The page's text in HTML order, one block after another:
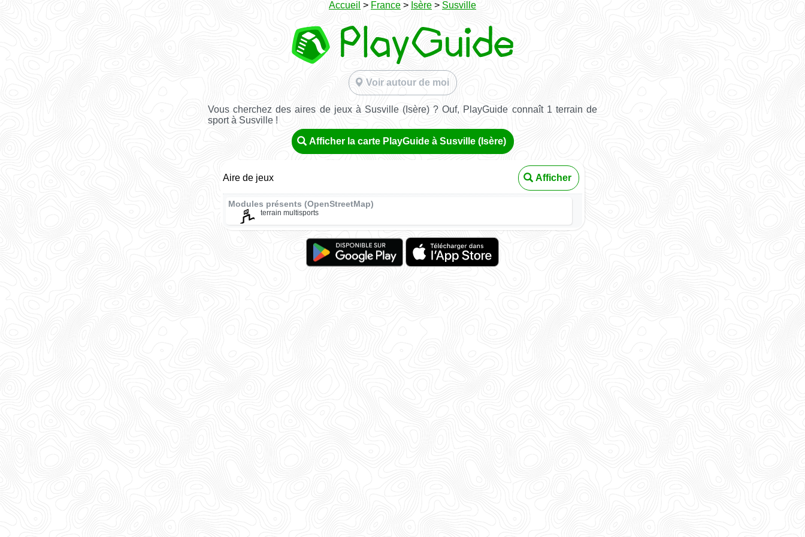
Accueil > France > Isère > Susville
Voir autour de moi
Vous cherchez des aires de jeux à Susville (Isère) ? Ouf, PlayGuide connaît 1 terrain de
sport à Susville !
Afficher la carte PlayGuide à Susville (Isère)
Aire de jeux Afficher
Modules présents (OpenStreetMap)
terrain multisports